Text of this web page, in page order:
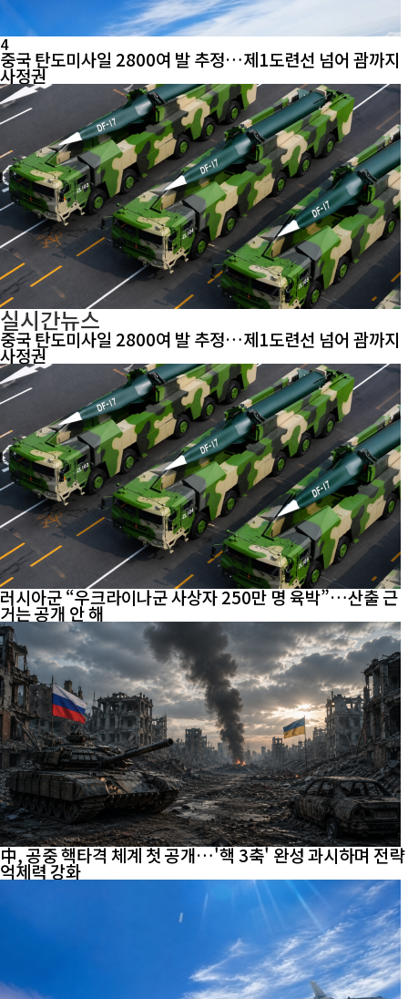
4
중국 탄도미사일 2800여 발 추정…제1도련선 넘어 괌까지
사정권
실시간뉴스
중국 탄도미사일 2800여 발 추정…제1도련선 넘어 괌까지
사정권
러시아군 “우크라이나군 사상자 250만 명 육박”…산출 근
거는 공개 안 해
中, 공중 핵타격 체계 첫 공개…'핵 3축' 완성 과시하며 전략
억제력 강화